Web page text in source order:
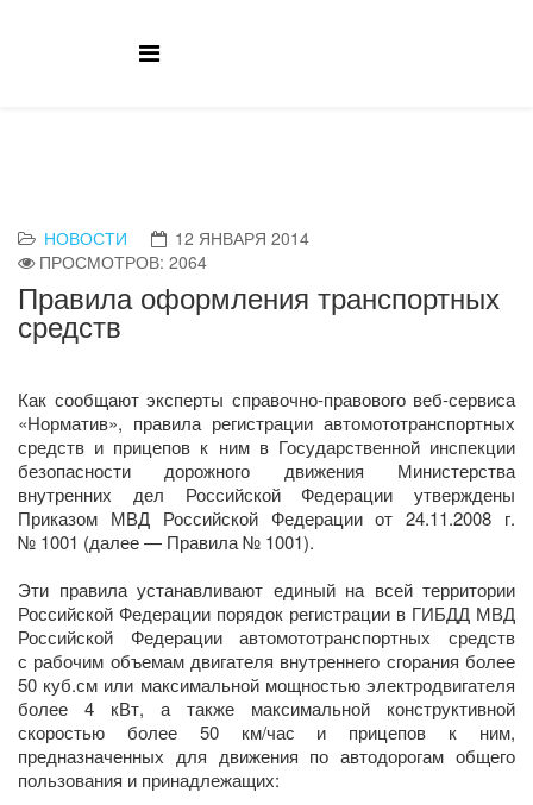
НОВОСТИ
12 ЯНВАРЯ 2014
ПРОСМОТРОВ: 2064
Правила оформления транспортных
средств
Как сообщают эксперты справочно-правового веб-сервиса
«Норматив», правила регистрации автомототранспортных
средств и прицепов к ним в Государственной инспекции
безопасности дорожного движения Министерства
внутренних дел Российской Федерации утверждены
Приказом МВД Российской Федерации от 24.11.2008 г.
№ 1001 (далее — Правила № 1001).
Эти правила устанавливают единый на всей территории
Российской Федерации порядок регистрации в ГИБДД МВД
Российской Федерации автомототранспортных средств
с рабочим объемам двигателя внутреннего сгорания более
50 куб.см или максимальной мощностью электродвигателя
более 4 кВт, а также максимальной конструктивной
скоростью более 50 км/час и прицепов к ним,
предназначенных для движения по автодорогам общего
пользования и принадлежащих: